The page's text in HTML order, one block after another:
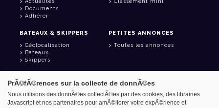
Documents
Adhérer
BATEAUX & SKIPPERS
Géolocalisation
Bateaux
Skippers
PETITES ANNONCES
Toutes les annonces
Espace adhérent
Contact
Carnet d'adresses
PrÃ©fÃ©rences sur la collecte de donnÃ©es
Nous utilisons des donnÃ©es collectÃ©es par des cookies, des librairies
Javascript et nos partenaires pour amÃ©liorer votre expÃ©rience et